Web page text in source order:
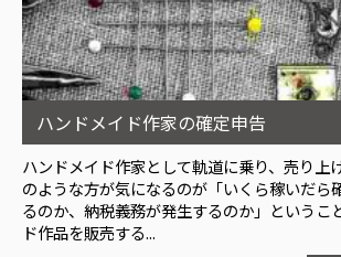
ハンドメイド作家の確定申告
ハンドメイド作家として軌道に乗り、売り上
のような方が気になるのが「いくら稼いだら
るのか、納税義務が発生するのか」というこ
ド作品を販売する...